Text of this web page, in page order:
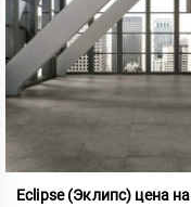
Eclipse (Эклипс) цена на